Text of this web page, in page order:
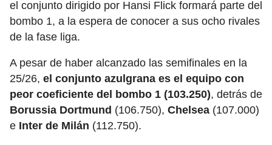
el conjunto dirigido por Hansi Flick formará parte del
bombo 1, a la espera de conocer a sus ocho rivales
de la fase liga.
A pesar de haber alcanzado las semifinales en la
25/26, el conjunto azulgrana es el equipo con
peor coeficiente del bombo 1 (103.250), detrás de
Borussia Dortmund (106.750), Chelsea (107.000)
e Inter de Milán (112.750).